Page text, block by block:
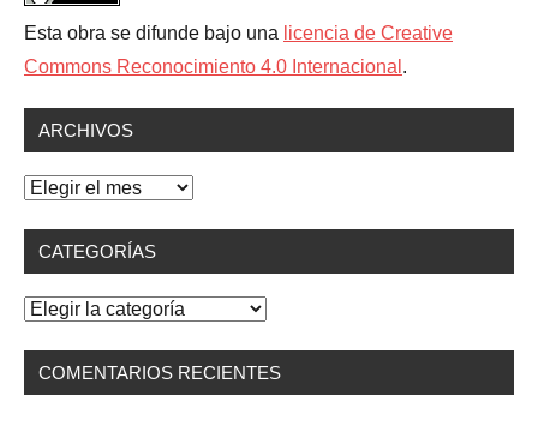
Esta obra se difunde bajo una licencia de Creative
Commons Reconocimiento 4.0 Internacional .
ARCHIVOS
Archivos
CATEGORÍAS
Categorías
COMENTARIOS RECIENTES